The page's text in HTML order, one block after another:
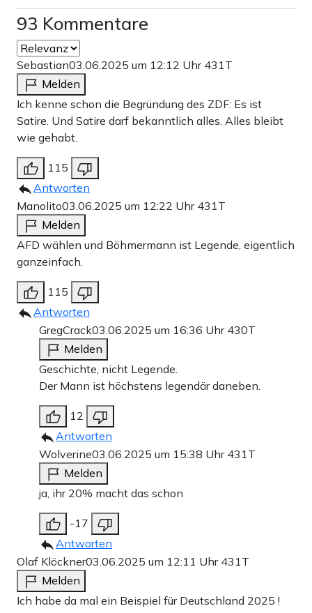
93 Kommentare
Sebastian03.06.2025 um 12:12 Uhr 431T
Melden
Ich kenne schon die Begründung des ZDF: Es ist
Satire. Und Satire darf bekanntlich alles. Alles bleibt
wie gehabt.
115
Antworten
Manolito03.06.2025 um 12:22 Uhr 431T
Melden
AFD wählen und Böhmermann ist Legende, eigentlich
ganzeinfach.
115
Antworten
GregCrack03.06.2025 um 16:36 Uhr 430T
Melden
Geschichte, nicht Legende.
Der Mann ist höchstens legendär daneben.
12
Antworten
Wolverine03.06.2025 um 15:38 Uhr 431T
Melden
ja, ihr 20% macht das schon
-17
Antworten
Olaf Klöckner03.06.2025 um 12:11 Uhr 431T
Melden
Ich habe da mal ein Beispiel für Deutschland 2025 !